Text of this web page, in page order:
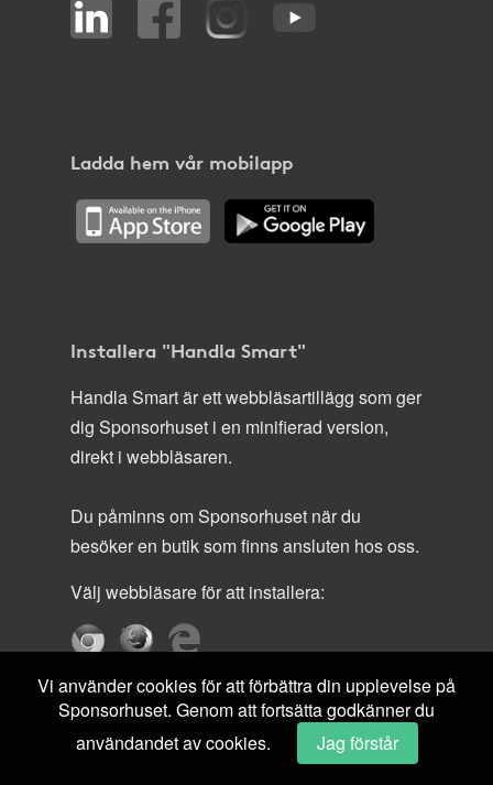
Ladda hem vår mobilapp
Installera "Handla Smart"
Handla Smart är ett webbläsartillägg som ger
dig Sponsorhuset i en minifierad version,
direkt i webbläsaren.
Du påminns om Sponsorhuset när du
besöker en butik som finns ansluten hos oss.
Välj webbläsare för att installera:
Vi använder cookies för att förbättra din upplevelse på
Sponsorhuset. Genom att fortsätta godkänner du
användandet av cookies.
Jag förstår